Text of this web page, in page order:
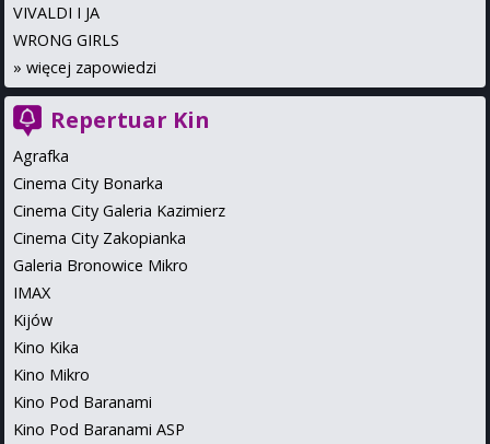
VIVALDI I JA
WRONG GIRLS
» więcej zapowiedzi
Repertuar Kin
Agrafka
Cinema City Bonarka
Cinema City Galeria Kazimierz
Cinema City Zakopianka
Galeria Bronowice Mikro
IMAX
Kijów
Kino Kika
Kino Mikro
Kino Pod Baranami
Kino Pod Baranami ASP